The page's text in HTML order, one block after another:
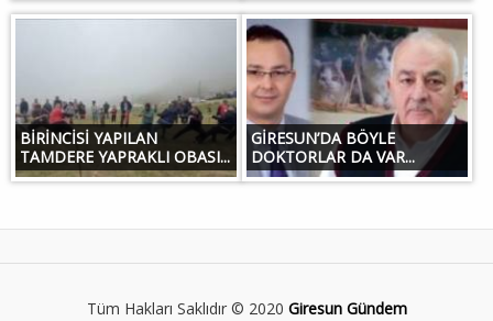
BİRİNCİSİ YAPILAN
TAMDERE YAPRAKLI OBASI...
GİRESUN’DA BÖYLE
DOKTORLAR DA VAR...
Tüm Hakları Saklıdır © 2020 Giresun Gündem